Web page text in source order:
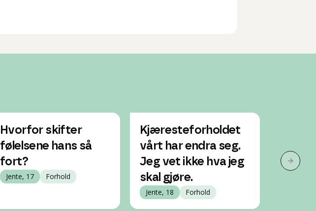
Hvorfor skifter
følelsene hans så
fort?
Jente, 17 Forhold
Kjæresteforholdet
vårt har endra seg.
Jeg vet ikke hva jeg
skal gjøre.
Jente, 18 Forhold
er det
Neste